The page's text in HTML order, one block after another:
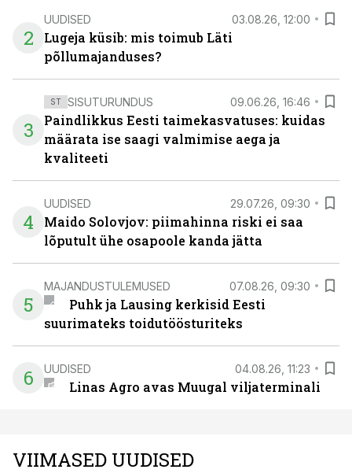
2
UUDISED 03.08.26, 12:00
Lugeja küsib: mis toimub Läti
põllumajanduses?
3
ST SISUTURUNDUS 09.06.26, 16:46
Paindlikkus Eesti taimekasvatuses: kuidas
määrata ise saagi valmimise aega ja
kvaliteeti
4
UUDISED 29.07.26, 09:30
Maido Solovjov: piimahinna riski ei saa
lõputult ühe osapoole kanda jätta
5
MAJANDUSTULEMUSED 07.08.26, 09:30
Puhk ja Lausing kerkisid Eesti
suurimateks toidutöösturiteks
6 UUDISED 04.08.26, 11:23
Linas Agro avas Muugal viljaterminali
VIIMASED UUDISED